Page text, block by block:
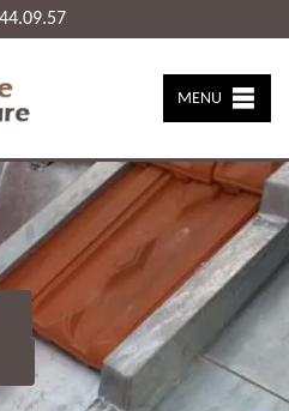
MENU